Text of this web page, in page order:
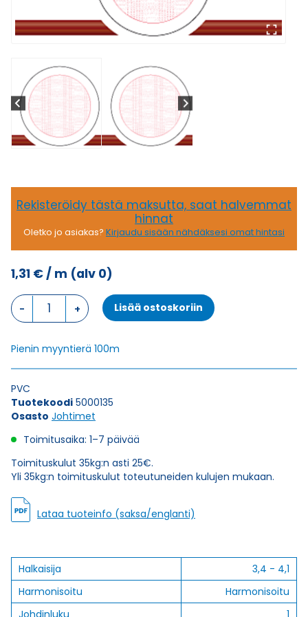
Rekisteröidy tästä maksutta, saat halvemmat
hinnat
Oletko jo asiakas? Kirjaudu sisään nähdäksesi omat hintasi
1,31 €/ m (alv 0)
Johdin
H07V-
PUNAINEN
1X2,5
määrä
Lisää ostoskoriin
Pienin myyntierä 100m
PVC
Tuotekoodi 5000135
Osasto Johtimet
Toimitusaika: 1–7 päivää
Toimituskulut 35kg:n asti 25€.
Yli 35kg:n toimituskulut toteutuneiden kulujen mukaan.
Lataa tuoteinfo (saksa/englanti)
Halkaisija
3,4 - 4,1
Harmonisoitu
Harmonisoitu
Johdinluku
1